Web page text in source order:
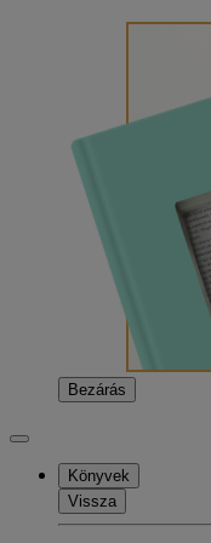
Bezárás
Könyvek
Vissza